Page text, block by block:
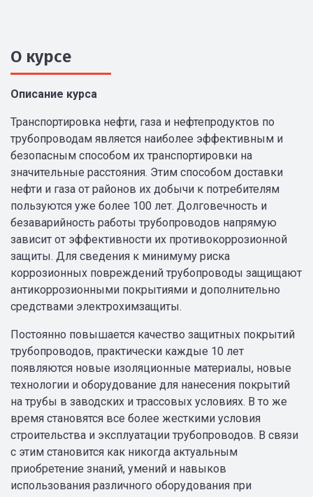
О курсе
Описание курса
Транспортировка нефти, газа и нефтепродуктов по
трубопроводам является наиболее эффективным и
безопасным способом их транспортировки на
значительные расстояния. Этим способом доставки
нефти и газа от районов их добычи к потребителям
пользуются уже более 100 лет. Долговечность и
безаварийность работы трубопроводов напрямую
зависит от эффективности их противокоррозионной
защиты. Для сведения к минимуму риска
коррозионных повреждений трубопроводы защищают
антикоррозионными покрытиями и дополнительно
средствами электрохимзащиты.
Постоянно повышается качество защитных покрытий
трубопроводов, практически каждые 10 лет
появляются новые изоляционные материалы, новые
технологии и оборудование для нанесения покрытий
на трубы в заводских и трассовых условиях. В то же
время становятся все более жесткими условия
строительства и эксплуатации трубопроводов. В связи
с этим становится как никогда актуальным
приобретение знаний, умений и навыков
использования различного оборудования при